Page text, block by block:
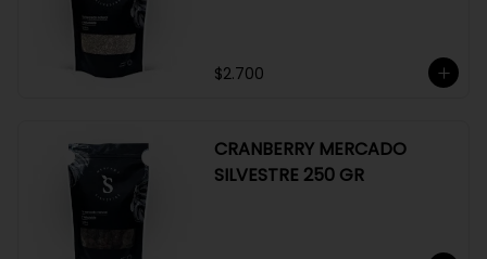
$2.700
CRANBERRY MERCADO
SILVESTRE 250 GR